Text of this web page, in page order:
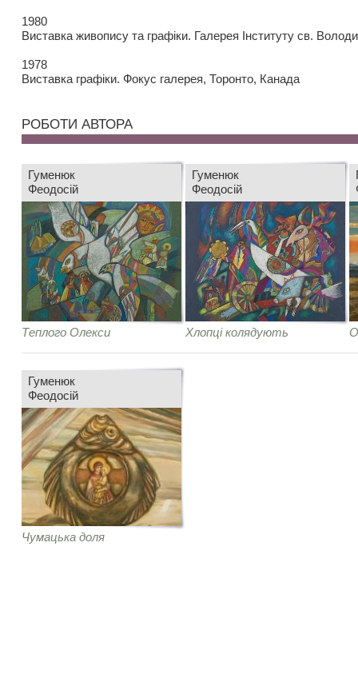
1980
Виставка живопису та графіки. Галерея Інституту св.
1978
Виставка графіки. Фокус галерея, Торонто, Канада
РОБОТИ АВТОРА
Гуменюк
Феодосій
Теплого Олекси
Гуменюк
Феодосій
Хлопці колядують
Гуменюк
Феодосій
Чумацька доля